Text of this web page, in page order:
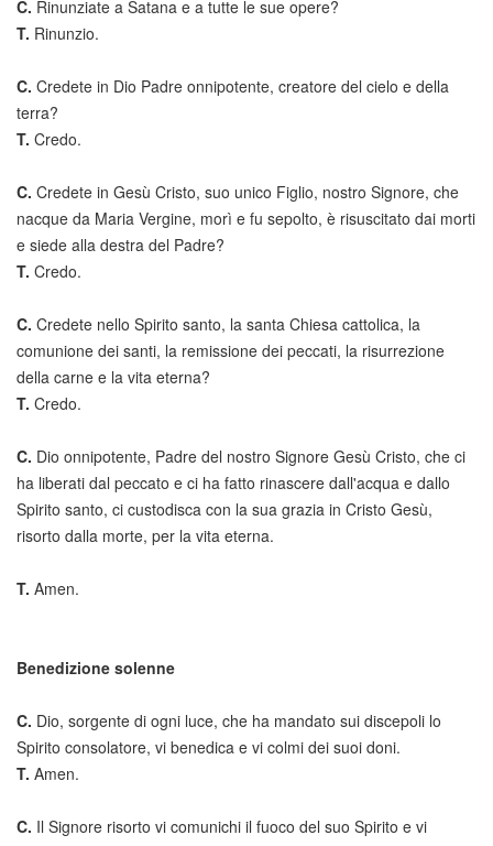
C. Rinunziate a Satana e a tutte le sue opere?
T. Rinunzio.
C. Credete in Dio Padre onnipotente, creatore del cielo e della
terra?
T. Credo.
C. Credete in Gesù Cristo, suo unico Figlio, nostro Signore, che
nacque da Maria Vergine, morì e fu sepolto, è risuscitato dai morti
e siede alla destra del Padre?
T. Credo.
C. Credete nello Spirito santo, la santa Chiesa cattolica, la
comunione dei santi, la remissione dei peccati, la risurrezione
della carne e la vita eterna?
T. Credo.
C. Dio onnipotente, Padre del nostro Signore Gesù Cristo, che ci
ha liberati dal peccato e ci ha fatto rinascere dall'acqua e dallo
Spirito santo, ci custodisca con la sua grazia in Cristo Gesù,
risorto dalla morte, per la vita eterna.
T. Amen.
Benedizione solenne
C. Dio, sorgente di ogni luce, che ha mandato sui discepoli lo
Spirito consolatore, vi benedica e vi colmi dei suoi doni.
T. Amen.
C. Il Signore risorto vi comunichi il fuoco del suo Spirito e vi